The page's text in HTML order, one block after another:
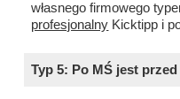
własnego firmowego
profesjonalny Kicktipp i
Typ 5: Po MŚ jest